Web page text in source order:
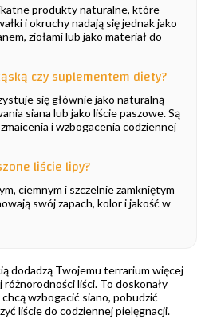
produkty naturalne, które
i okruchy nadają się jednak jako
ziołami lub jako materiał do
czy suplementem diety?
się głównie jako naturalną
siana lub jako liście paszowe. Są
i wzbogacenia codziennej
liście lipy?
ciemnym i szczelnie zamkniętym
swój zapach, kolor i jakość w
dodadzą Twojemu terrarium więcej
liści. To doskonały
wzbogacić siano, pobudzić
liście do codziennej pielęgnacji.